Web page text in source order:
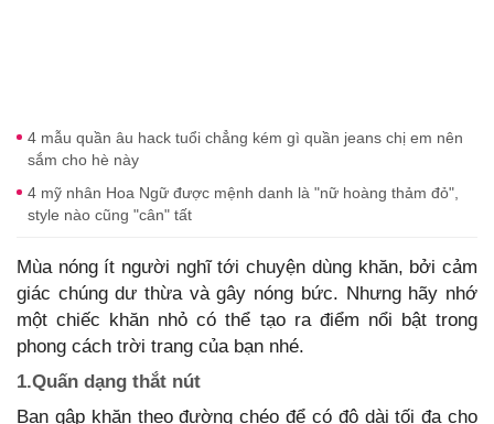
4 mẫu quần âu hack tuổi chẳng kém gì quần jeans chị em nên
sắm cho hè này
4 mỹ nhân Hoa Ngữ được mệnh danh là "nữ hoàng thảm đỏ",
style nào cũng "cân" tất
Mùa nóng ít người nghĩ tới chuyện dùng khăn, bởi cảm
giác chúng dư thừa và gây nóng bức. Nhưng hãy nhớ
một chiếc khăn nhỏ có thể tạo ra điểm nổi bật trong
phong cách trời trang của bạn nhé.
1.Quấn dạng thắt nút
Bạn gập khăn theo đường chéo để có độ dài tối đa cho